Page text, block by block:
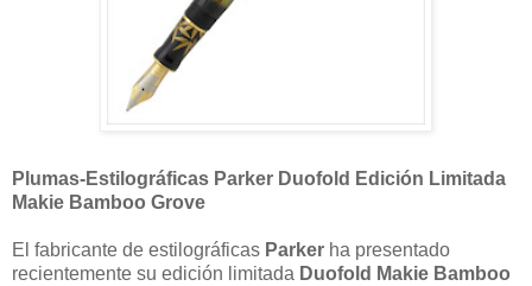
Plumas-Estilográficas Parker Duofold Edición Limitada
Makie Bamboo Grove
El fabricante de estilográficas Parker ha presentado
recientemente su edición limitada Duofold Makie Bamboo